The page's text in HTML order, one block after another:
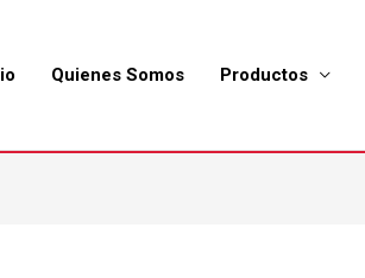
Quienes Somos Productos